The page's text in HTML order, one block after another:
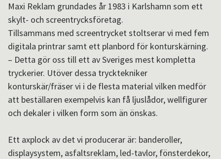
Om SPOK
Samarbeten
Aktuellt i SPOK-nätverket
Sv En
Maxi Reklam grundades år 1983 i Karlshamn som ett
skylt- och screentrycksföretag.
Tillsammans med screentrycket stoltserar vi med fem
digitala printrar samt ett planbord för konturskärning.
– Detta gör oss till ett av Sveriges mest kompletta
tryckerier. Utöver dessa trycktekniker
konturskär/fräser vi i de flesta material vilken medför
att beställaren exempelvis kan få ljuslådor, wellfigurer
och dekaler i vilken form som än önskas.
Ett axplock av det vi producerar är: banderoller,
displaysystem, asfaltsreklam, led-tavlor, fönsterdekor,